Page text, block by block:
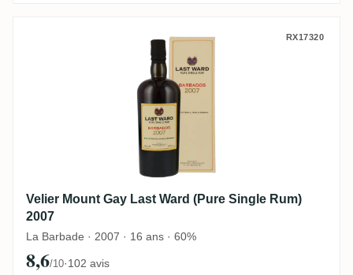
Velier Mount Gay Last Ward (Pure Single
RX17320
Velier Mount Gay Last Ward (Pure Single Rum)
2007
La Barbade · 2007 · 16 ans · 60%
8,6/10·102 avis